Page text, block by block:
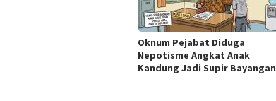
Oknum Pejabat Diduga
Nepotisme Angkat Anak
Kandung Jadi Supir Bayangan